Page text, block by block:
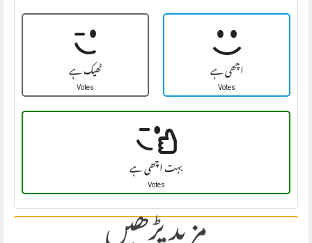
ٹھیک ہے
Votes اچھی ہے
Votes
بہت اچھی ہے
Votes